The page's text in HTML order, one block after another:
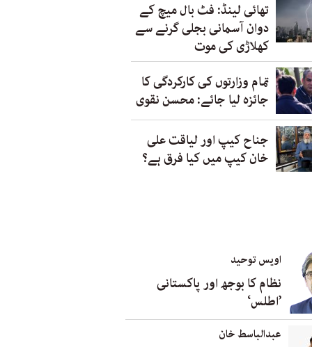
تھائی لینڈ: فٹ بال میچ کے
دوان آسمانی بجلی گرنے سے
کھلاڑی کی موت
تمام وزارتوں کی کارکردگی کا
جائزہ لیا جائے: محسن نقوی
جناح کیپ اور لیاقت علی
خان کیپ میں کیا فرق ہے؟
اویس توحید
نظام کا بوجھ اور پاکستانی
’اطلس‘
عبدالباسط خان